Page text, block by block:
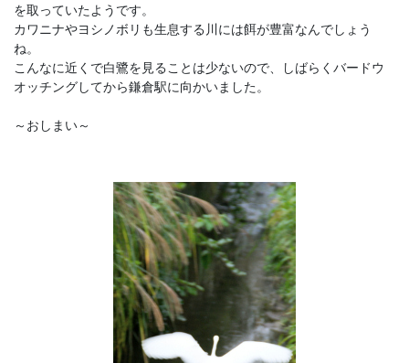
を取っていたようです。
カワニナやヨシノボリも生息する川には餌が豊富なんでしょう
ね。
こんなに近くで白鷺を見ることは少ないので、しばらくバードウ
オッチングしてから鎌倉駅に向かいました。
～おしまい～